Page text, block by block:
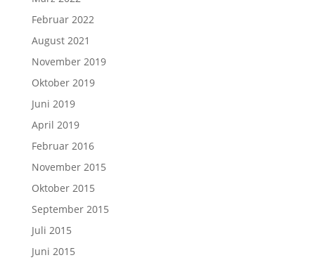
Februar 2022
August 2021
November 2019
Oktober 2019
Juni 2019
April 2019
Februar 2016
November 2015
Oktober 2015
September 2015
Juli 2015
Juni 2015